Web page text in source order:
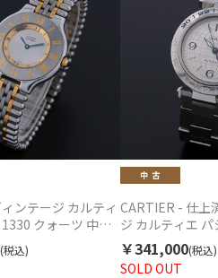
ンテージ カルティ
クォーツ 中古
(税込)
CARTIER - 仕上
ジ カルティエ
アン W31029M7 2377 自動巻 中
古 2000年代
SOLD OUT
￥341,000(税込)